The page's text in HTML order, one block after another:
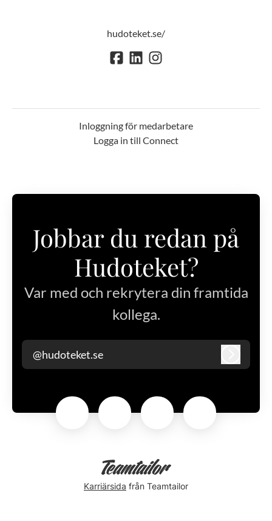
hudoteket.se/
Inloggning för medarbetare
Logga in till Connect
Jobbar du redan på
Hudoteket?
Var med och rekrytera din framtida
kollega.
@hudoteket.se
Karriärsida från Teamtailor